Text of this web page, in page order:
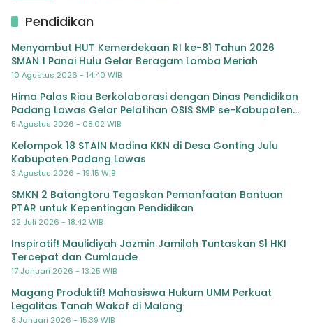
Pendidikan
Menyambut HUT Kemerdekaan RI ke-81 Tahun 2026
SMAN 1 Panai Hulu Gelar Beragam Lomba Meriah
10 Agustus 2026 - 14:40 WIB
Hima Palas Riau Berkolaborasi dengan Dinas Pendidikan
Padang Lawas Gelar Pelatihan OSIS SMP se-Kabupaten
Padang Lawas
5 Agustus 2026 - 08:02 WIB
Kelompok 18 STAIN Madina KKN di Desa Gonting Julu
Kabupaten Padang Lawas
3 Agustus 2026 - 19:15 WIB
SMKN 2 Batangtoru Tegaskan Pemanfaatan Bantuan
PTAR untuk Kepentingan Pendidikan
22 Juli 2026 - 18:42 WIB
Inspiratif! Maulidiyah Jazmin Jamilah Tuntaskan S1 HKI
Tercepat dan Cumlaude
17 Januari 2026 - 13:25 WIB
Magang Produktif! Mahasiswa Hukum UMM Perkuat
Legalitas Tanah Wakaf di Malang
8 Januari 2026 - 15:39 WIB